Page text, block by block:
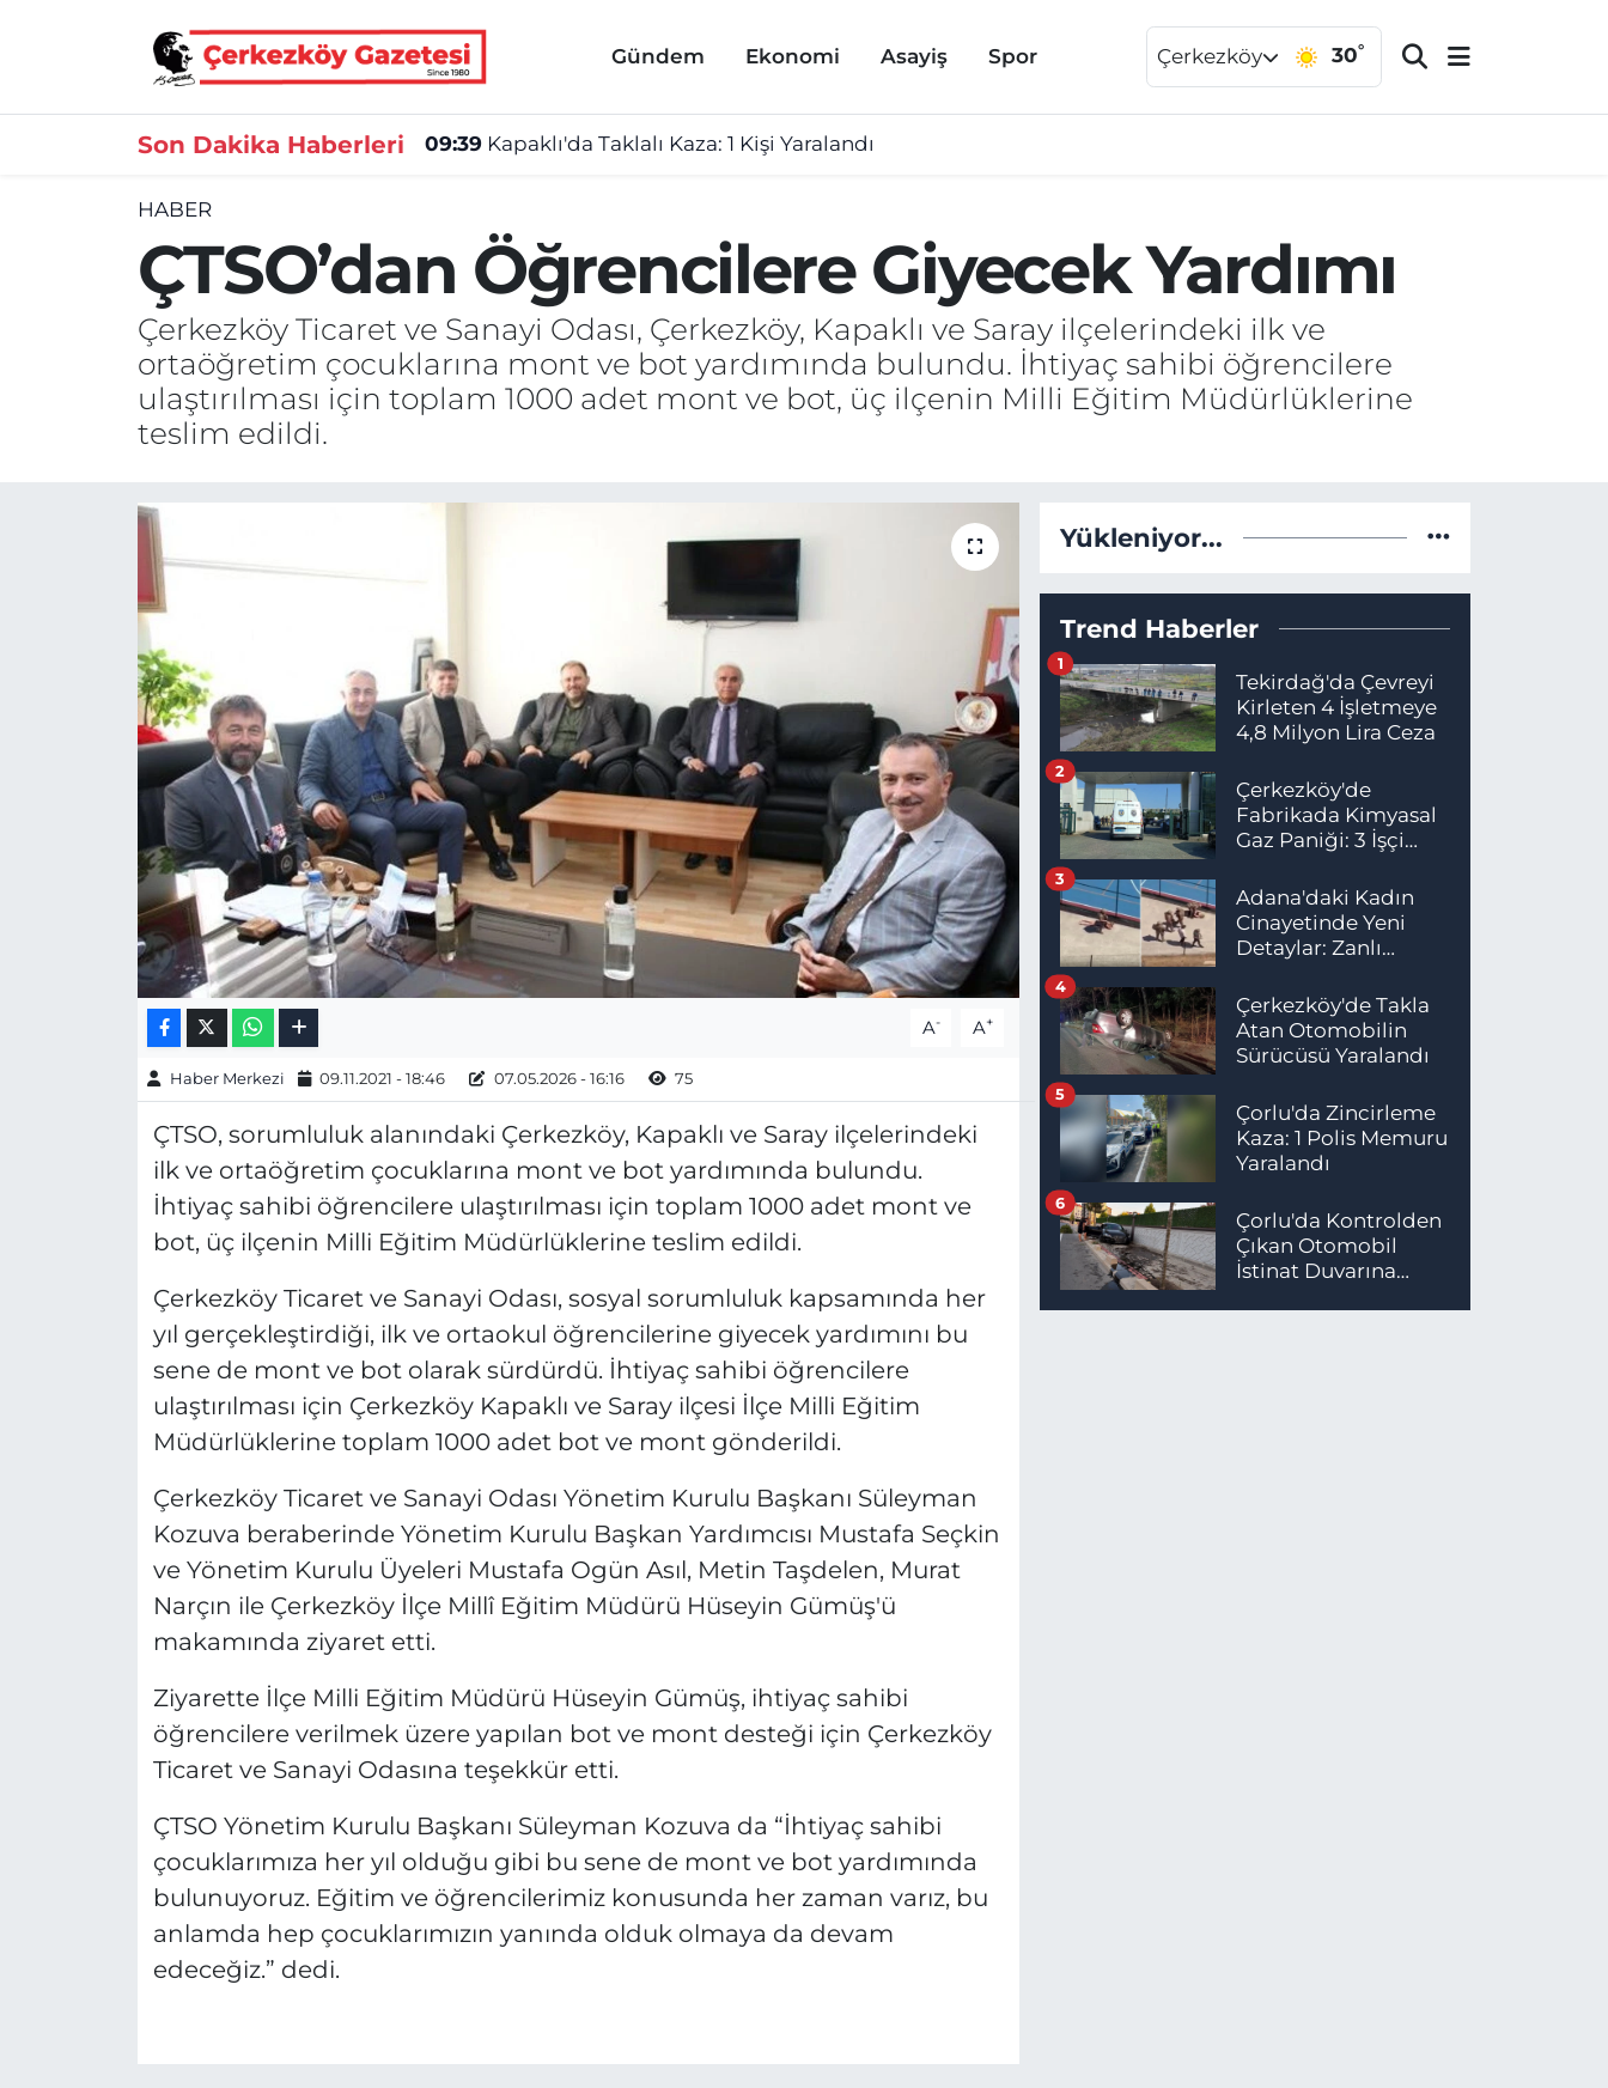
Gündem Ekonomi Asayiş Spor Çerkezköy 30°
Son Dakika Haberleri 09:39 Kapaklı'da Taklalı Kaza: 1 Kişi Yaralandı
HABER
ÇTSO’dan Öğrencilere Giyecek Yardımı
Çerkezköy Ticaret ve Sanayi Odası, Çerkezköy, Kapaklı ve Saray ilçelerindeki ilk ve
ortaöğretim çocuklarına mont ve bot yardımında bulundu. İhtiyaç sahibi öğrencilere
ulaştırılması için toplam 1000 adet mont ve bot, üç ilçenin Milli Eğitim Müdürlüklerine
teslim edildi.
A- A+
Haber Merkezi 09.11.2021 - 18:46 07.05.2026 - 16:16 75
ÇTSO, sorumluluk alanındaki Çerkezköy, Kapaklı ve Saray ilçelerindeki
ilk ve ortaöğretim çocuklarına mont ve bot yardımında bulundu.
İhtiyaç sahibi öğrencilere ulaştırılması için toplam 1000 adet mont ve
bot, üç ilçenin Milli Eğitim Müdürlüklerine teslim edildi.
Çerkezköy Ticaret ve Sanayi Odası, sosyal sorumluluk kapsamında her
yıl gerçekleştirdiği, ilk ve ortaokul öğrencilerine giyecek yardımını bu
sene de mont ve bot olarak sürdürdü. İhtiyaç sahibi öğrencilere
ulaştırılması için Çerkezköy Kapaklı ve Saray ilçesi İlçe Milli Eğitim
Müdürlüklerine toplam 1000 adet bot ve mont gönderildi.
Çerkezköy Ticaret ve Sanayi Odası Yönetim Kurulu Başkanı Süleyman
Kozuva beraberinde Yönetim Kurulu Başkan Yardımcısı Mustafa Seçkin
ve Yönetim Kurulu Üyeleri Mustafa Ogün Asıl, Metin Taşdelen, Murat
Narçın ile Çerkezköy İlçe Millî Eğitim Müdürü Hüseyin Gümüş'ü
makamında ziyaret etti.
Ziyarette İlçe Milli Eğitim Müdürü Hüseyin Gümüş, ihtiyaç sahibi
öğrencilere verilmek üzere yapılan bot ve mont desteği için Çerkezköy
Ticaret ve Sanayi Odasına teşekkür etti.
ÇTSO Yönetim Kurulu Başkanı Süleyman Kozuva da “İhtiyaç sahibi
çocuklarımıza her yıl olduğu gibi bu sene de mont ve bot yardımında
bulunuyoruz. Eğitim ve öğrencilerimiz konusunda her zaman varız, bu
anlamda hep çocuklarımızın yanında olduk olmaya da devam
edeceğiz.” dedi.
Yükleniyor...
Trend Haberler
Tekirdağ'da Çevreyi
Kirleten 4 İşletmeye
4,8 Milyon Lira Ceza
1
Çerkezköy'de
Fabrikada Kimyasal
Gaz Paniği: 3 İşçi
2
Adana'daki Kadın
Cinayetinde Yeni
Detaylar: Zanlı
Yakalandı
3
Çerkezköy'de Takla
Atan Otomobilin
Sürücüsü Yaralandı
4
Çorlu'da Zincirleme
Kaza: 1 Polis Memuru
Yaralandı
5
Çorlu'da Kontrolden
Çıkan Otomobil
İstinat Duvarına
6
Ekonomi
Gündem
Kültür&Sanat
Manşet
Gizlilik Sözleşmesi
Künye
Topluluk Kuralları
Yayın İlkeleri
Tekirdağ Nöbetçi Eczaneler
Tekirdağ Hava Durumu
Tekirdağ Namaz Vakitleri
Tekirdağ Trafik Yoğunluk Haritası
Süper Lig Puan Durumu ve Fikstür
Tüm Manşetler
Haber Arşivi